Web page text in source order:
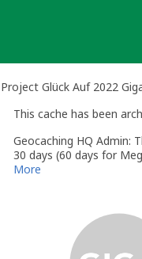
Project Glück Auf 2022
This cache has been
Geocaching HQ Admin:
30 days (60 days for
More